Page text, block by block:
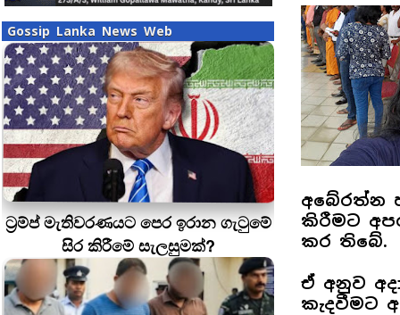
Gossip Lanka News Web
ට්‍රම්ප් මැතිවරණයට පෙර ඉරාන ගැටුමේ
සිර කිරීමේ සැලසුමක්?
අබේරත්න
කිරීමට
කර තිබේ.
ඒ අනුව
කැදවීමට